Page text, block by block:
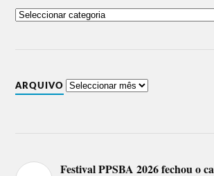
ARQUIVO
Festival PPSBA 2026 fechou o